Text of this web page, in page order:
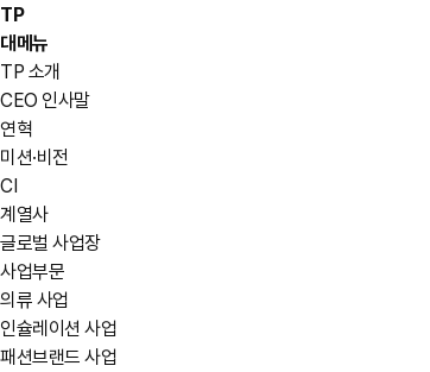
TP
대메뉴
TP 소개
CEO 인사말
연혁
미션·비전
CI
계열사
글로벌 사업장
사업부문
의류 사업
인슐레이션 사업
패션브랜드 사업